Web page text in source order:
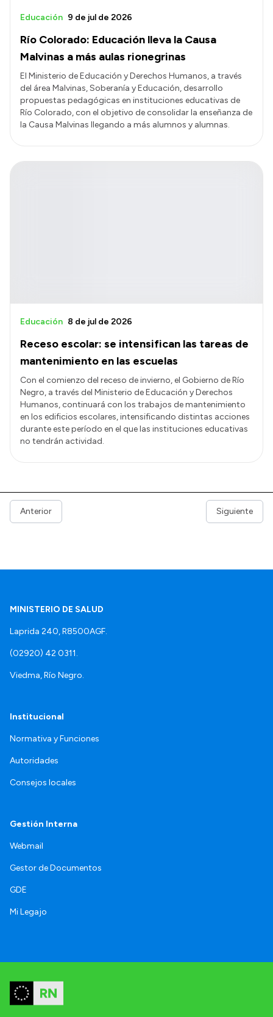
Río Colorado: Educación lleva la Causa
Malvinas a más aulas rionegrinas
Educación 9 de jul de 2026
El Ministerio de Educación y Derechos Humanos, a través
del área Malvinas, Soberanía y Educación, desarrollo
propuestas pedagógicas en instituciones educativas de
Río Colorado, con el objetivo de consolidar la enseñanza de
la Causa Malvinas llegando a más alumnos y alumnas.
Receso escolar: se intensifican las tareas de
mantenimiento en las escuelas
Educación 8 de jul de 2026
Con el comienzo del receso de invierno, el Gobierno de Río
Negro, a través del Ministerio de Educación y Derechos
Humanos, continuará con los trabajos de mantenimiento
en los edificios escolares, intensificando distintas acciones
durante este período en el que las instituciones educativas
no tendrán actividad.
Anterior Siguiente
MINISTERIO DE SALUD
Laprida 240, R8500AGF.
(02920) 42 0311.
Viedma, Río Negro.
Institucional
Normativa y Funciones
Autoridades
Consejos locales
Gestión Interna
Webmail
Gestor de Documentos
GDE
Mi Legajo